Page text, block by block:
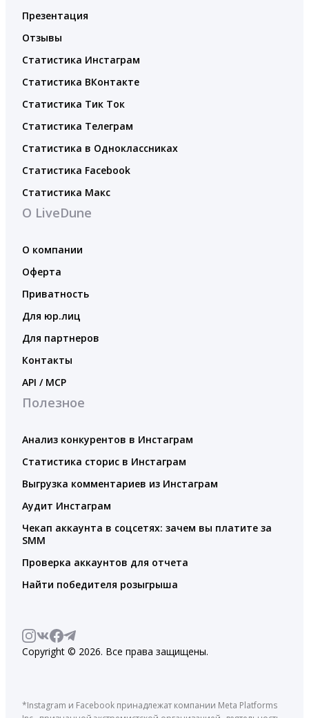
Презентация
Отзывы
Статистика Инстаграм
Статистика ВКонтакте
Статистика Тик Ток
Статистика Телеграм
Статистика в Одноклассниках
Статистика Facebook
Статистика Макс
О LiveDune
О компании
Оферта
Приватность
Для юр.лиц
Для партнеров
Контакты
API / MCP
Полезное
Анализ конкурентов в Инстаграм
Статистика сторис в Инстаграм
Выгрузка комментариев из Инстаграм
Аудит Инстаграм
Чекап аккаунта в соцсетях: зачем вы платите за
SMM
Проверка аккаунтов для отчета
Найти победителя розыгрыша
Copyright © 2026. Все права защищены.
*Instagram и Facebook принадлежат компании Meta Platforms